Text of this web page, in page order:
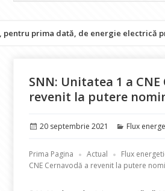
prima dată, de energie electrică prin
SNN: Unitatea 1 a
revenit la putere
Publicat
20 septembrie 2021 Categorii
Flux
Prima Pagina Actual Flux
CNE Cernavodă a revenit la putere